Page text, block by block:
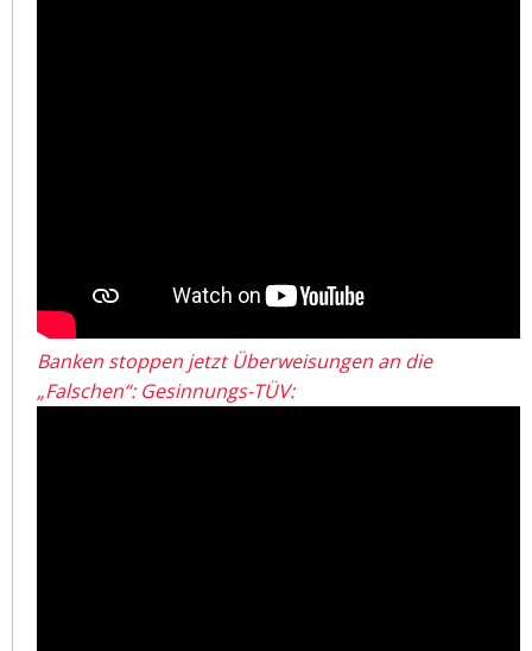
Banken stoppen jetzt Überweisungen an die
„Falschen“: Gesinnungs-TÜV: